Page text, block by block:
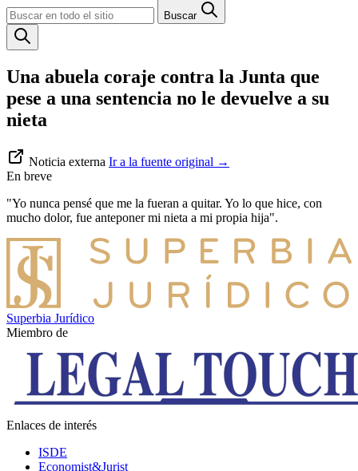
Buscar
Una abuela coraje contra la Junta que
pese a una sentencia no le devuelve a su
nieta
Noticia externa Ir a la fuente original →
En breve
"Yo nunca pensé que me la fueran a quitar. Yo lo que hice, con
mucho dolor, fue anteponer mi nieta a mi propia hija".
Superbia Jurídico
Miembro de
Enlaces de interés
ISDE
Economist&Jurist